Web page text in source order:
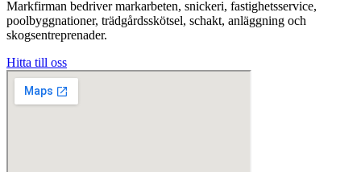
Markfirman bedriver markarbeten, snickeri, fastighetsservice,
poolbyggnationer, trädgårdsskötsel, schakt, anläggning och
skogsentreprenader.
Hitta till oss